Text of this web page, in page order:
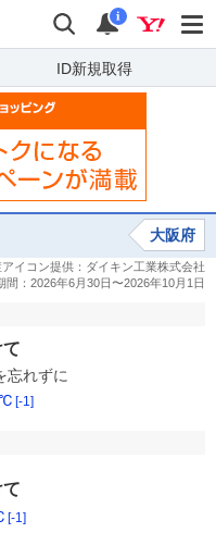
検索 通知
i
ID新規取得
大阪府
忘れずに
[-1]
[-1]